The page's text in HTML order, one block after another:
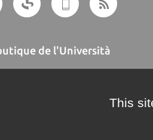
de l'Università
This